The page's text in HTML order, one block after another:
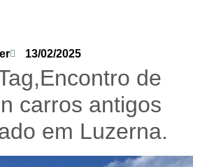
13/02/2025
de
carros antigos
em Luzerna.